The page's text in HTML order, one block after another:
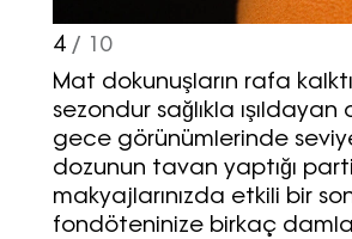
4/ 10
Mat dokunuşların rafa
sezondur sağlıkla ışıldayan
gece görünümlerinde seviye
dozunun tavan yaptığı parti
makyajlarınızda etkili bir
fondöteninize birkaç